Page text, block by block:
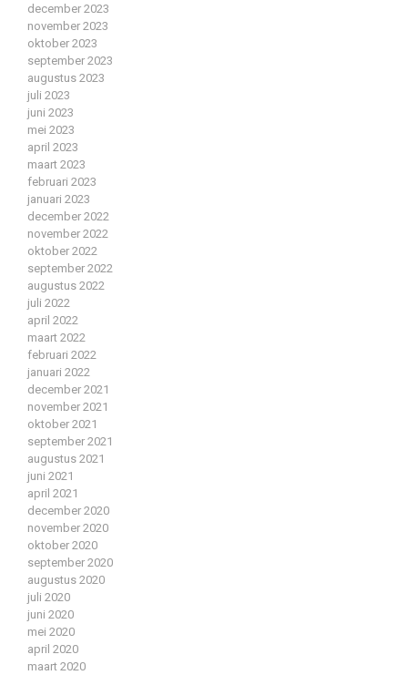
december 2023
november 2023
oktober 2023
september 2023
augustus 2023
juli 2023
juni 2023
mei 2023
april 2023
maart 2023
februari 2023
januari 2023
december 2022
november 2022
oktober 2022
september 2022
augustus 2022
juli 2022
april 2022
maart 2022
februari 2022
januari 2022
december 2021
november 2021
oktober 2021
september 2021
augustus 2021
juni 2021
april 2021
december 2020
november 2020
oktober 2020
september 2020
augustus 2020
juli 2020
juni 2020
mei 2020
april 2020
maart 2020